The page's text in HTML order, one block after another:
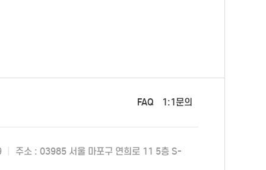
FAQ 1:1문의
주소 : 03985 서울 마포구 연희로 11 5층 S-